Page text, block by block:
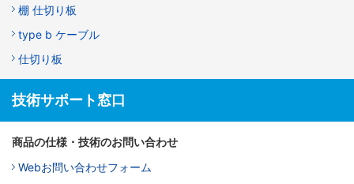
棚 仕切り板
type b ケーブル
仕切り板
技術サポート窓口
商品の仕様・技術のお問い合わせ
Webお問い合わせフォーム